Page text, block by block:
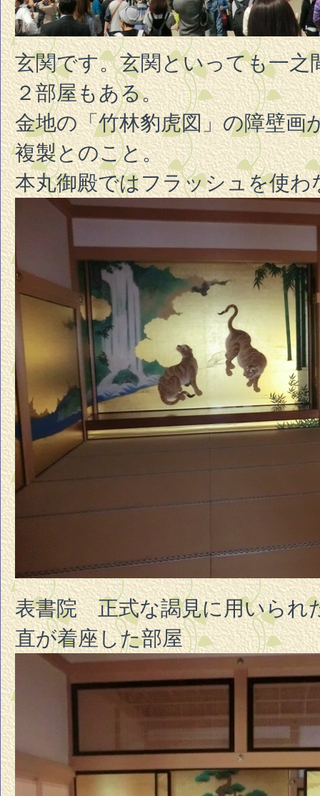
玄関です。玄関といっても一之
２部屋もある。
金地の「竹林豹虎図」の障壁画
複製とのこと。
本丸御殿ではフラッシュを使
表書院 正式な謁見に用いられ
直が着座した部屋